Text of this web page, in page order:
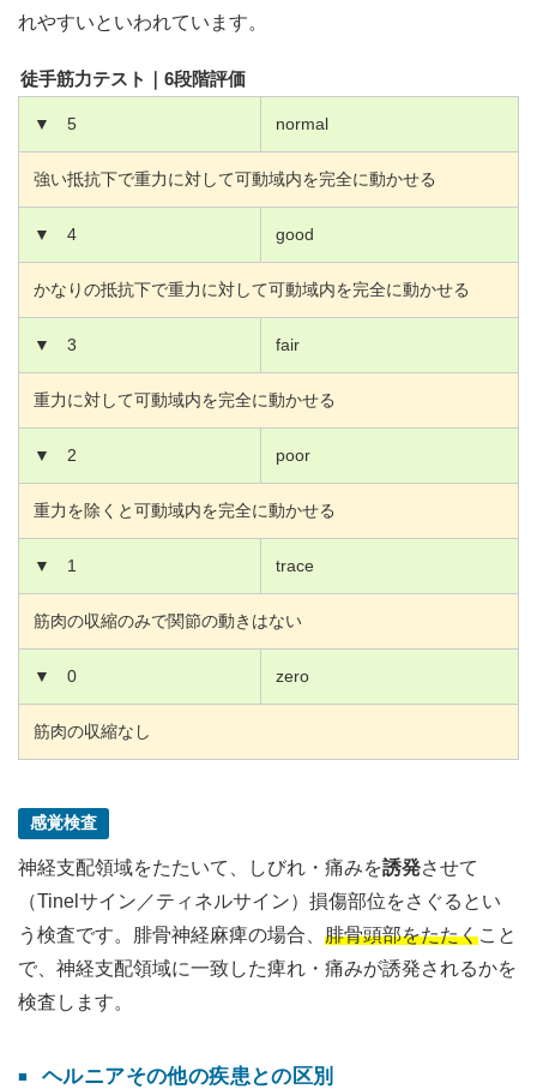
れやすいといわれています。
徒手筋力テスト｜6段階評価
▼ 5 normal
強い抵抗下で重力に対して可動域内を完全に動かせる
▼ 4 good
かなりの抵抗下で重力に対して可動域内を完全に動かせる
▼ 3 fair
重力に対して可動域内を完全に動かせる
▼ 2 poor
重力を除くと可動域内を完全に動かせる
▼ 1 trace
筋肉の収縮のみで関節の動きはない
▼ 0 zero
筋肉の収縮なし
感覚検査
神経支配領域をたたいて、しびれ・痛みを誘発させて
（Tinelサイン／ティネルサイン）損傷部位をさぐるとい
う検査です。腓骨神経麻痺の場合、 腓骨頭部をたたくこと
で、神経支配領域に一致した痺れ・痛みが誘発されるかを
検査します。
ヘルニアその他の疾患との区別